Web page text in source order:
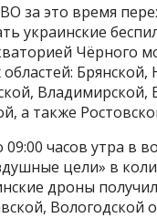
за это время
украинские
Чёрного
а также
09:00 часов утра
цели» в
дроны
Вологодской